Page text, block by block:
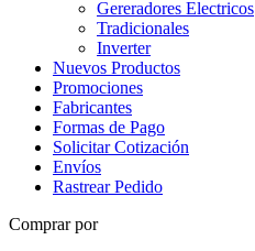
Gereradores Electricos
Tradicionales
Inverter
Nuevos Productos
Promociones
Fabricantes
Formas de Pago
Solicitar Cotización
Envíos
Rastrear Pedido
Comprar por